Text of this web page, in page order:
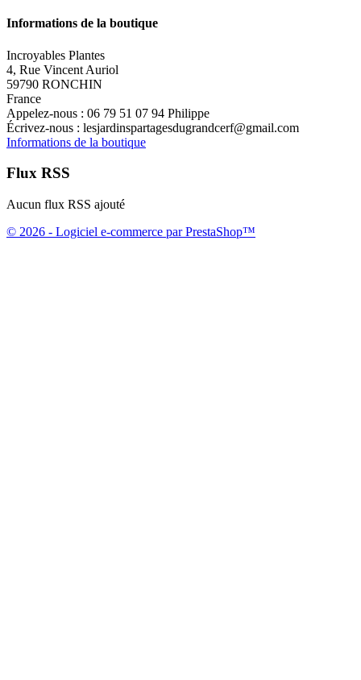
Informations de la boutique
Incroyables Plantes
4, Rue Vincent Auriol
59790 RONCHIN
France
Appelez-nous : 06 79 51 07 94 Philippe
Écrivez-nous : lesjardinspartagesdugrandcerf@gmail.com
Informations de la boutique
Flux RSS
Aucun flux RSS ajouté
© 2026 - Logiciel e-commerce par PrestaShop™